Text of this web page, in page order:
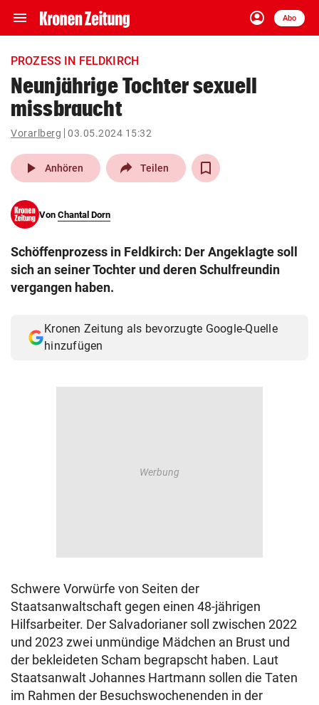
menu Navigation
ein-/ausklappen
account_circle
Anmelden
Abo
close Schließen
account_circle Anmelden
pin_drop
Wien arrow_right
search
eingeben
© Krone Multimedia GmbH & Co KG 2026
Muthgasse 2, 1190 Wien
PROZESS IN FELDKIRCH
Neunjährige Tochter sexuell
missbraucht
Vorarlberg 03.05.2024 15:32
play_arrow Anhören Teilen
Von Chantal Dorn
Schöffenprozess in Feldkirch: Der Angeklagte soll
sich an seiner Tochter und deren Schulfreundin
vergangen haben.
Kronen Zeitung als bevorzugte Google-Quelle
hinzufügen
Schwere Vorwürfe von Seiten der
Staatsanwaltschaft gegen einen 48-jährigen
Hilfsarbeiter. Der Salvadorianer soll zwischen 2022
und 2023 zwei unmündige Mädchen an Brust und
der bekleideten Scham begrapscht haben. Laut
Staatsanwalt Johannes Hartmann sollen die Taten
im Rahmen der Besuchswochenenden in der